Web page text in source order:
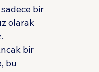
bir
olarak
bir
bu